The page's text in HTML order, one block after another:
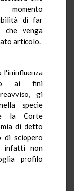
momento
di far
che venga
articolo.
l'ininfluenza
ai fini
gi
specie
la Corte
di detto
di sciopero
infatti non
profilo